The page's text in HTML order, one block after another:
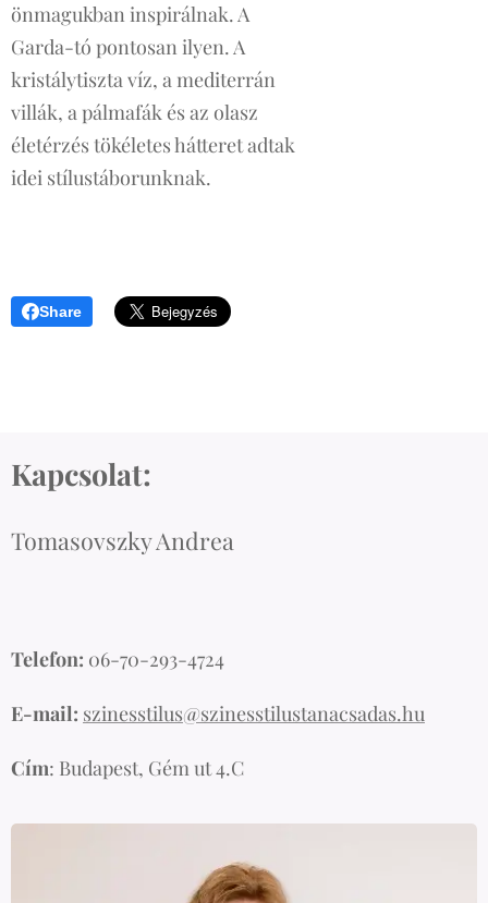
önmagukban inspirálnak. A
Garda-tó pontosan ilyen. A
kristálytiszta víz, a mediterrán
villák, a pálmafák és az olasz
életérzés tökéletes hátteret adtak
idei stílustáborunknak.
Share
Kapcsolat:
Tomasovszky Andrea
Telefon: 06-70-293-4724
E-mail: szinesstilus@szinesstilustanacsadas.hu
Cím: Budapest, Gém ut 4.C